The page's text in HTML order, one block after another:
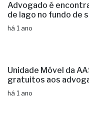
Advogado é
de lago no fundo de
há 1 ano
Unidade Móvel da
gratuitos aos
há 1 ano